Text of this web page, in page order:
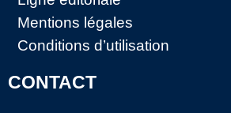
Mentions légales
Conditions d’utilisation
CONTACT